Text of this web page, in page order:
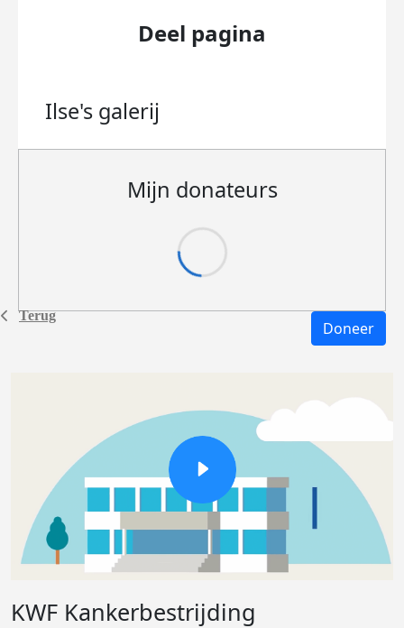
Terug
Deel pagina
Ilse's galerij
Mijn donateurs
Doneer
KWF Kankerbestrijding